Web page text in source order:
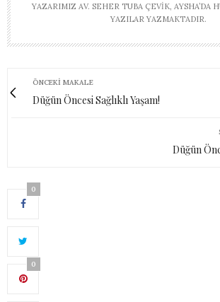
YAZARIMIZ AV. SEHER TUBA ÇEVIK, AYSHA’DA
YAZILAR YAZMAKTADIR.
ÖNCEKI MAKALE
Düğün Öncesi Sağlıklı Yaşam!
Düğün
0
0